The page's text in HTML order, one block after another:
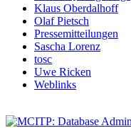
Klaus Oberdalhoff
Olaf Pietsch
Pressemitteilungen
Sascha Lorenz
tosc
Uwe Ricken
Weblinks